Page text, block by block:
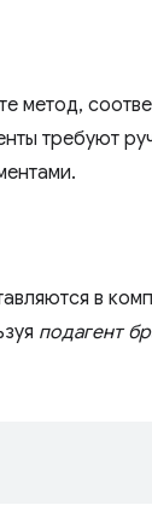
метод,
требуют
в
подагент